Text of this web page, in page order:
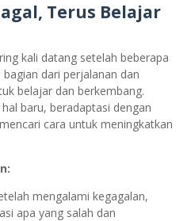
Terus Belajar
kali datang setelah beberapa
dari perjalanan dan
belajar dan berkembang.
baru, beradaptasi dengan
cara untuk meningkatkan
mengalami kegagalan,
apa yang salah dan